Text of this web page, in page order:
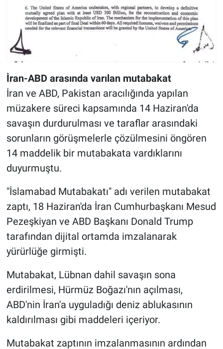
İran-ABD arasında varılan mutabakat
İran ve ABD, Pakistan aracılığında yapılan
müzakere süreci kapsamında 14 Haziran'da
savaşın durdurulması ve taraflar arasındaki
sorunların görüşmelerle çözülmesini öngören
14 maddelik bir mutabakata vardıklarını
duyurmuştu.
"İslamabad Mutabakatı" adı verilen mutabakat
zaptı, 18 Haziran'da İran Cumhurbaşkanı Mesud
Pezeşkiyan ve ABD Başkanı Donald Trump
tarafından dijital ortamda imzalanarak
yürürlüğe girmişti.
Mutabakat, Lübnan dahil savaşın sona
erdirilmesi, Hürmüz Boğazı'nın açılması,
ABD'nin İran'a uyguladığı deniz ablukasının
kaldırılması gibi maddeleri içeriyor.
Mutabakat zaptının imzalanmasının ardından